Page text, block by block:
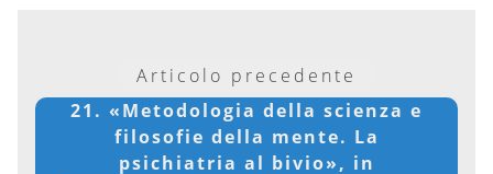
Articolo precedente
21. «Metodologia della scienza e
filosofie della mente. La
psichiatria al bivio», in